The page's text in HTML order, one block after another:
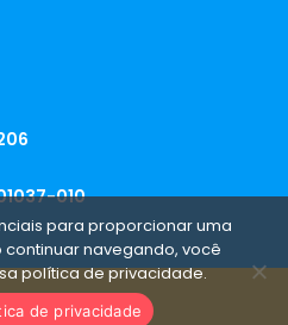
010
para proporcionar uma
navegando, você
política de privacidade.
de privacidade